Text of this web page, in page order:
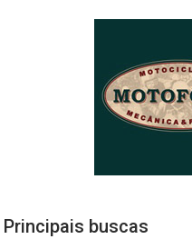
Principais buscas